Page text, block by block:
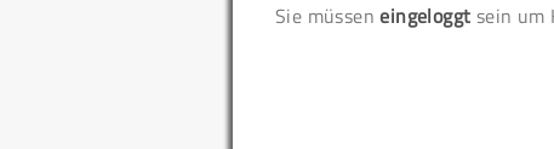
Sie müsseneingeloggt sein um